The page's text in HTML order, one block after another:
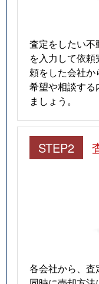
査定をしたい
を入力して依
頼をした会社か
希望や相談する
ましょう。
STEP2
各会社から、査